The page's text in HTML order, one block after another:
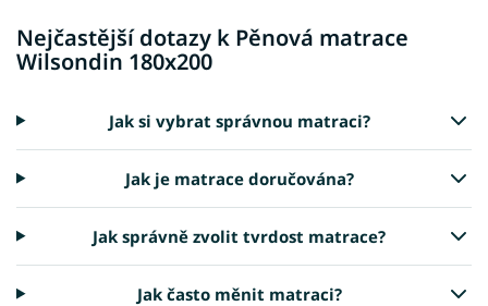
Nejčastější dotazy k Pěnová matrace
Wilsondin 180x200
Jak si vybrat správnou matraci?
Jak je matrace doručována?
Jak správně zvolit tvrdost matrace?
Jak často měnit matraci?